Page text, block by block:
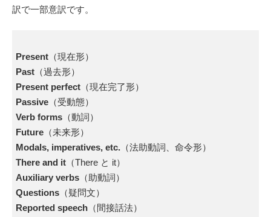
訳で一部意訳です。
Present （現在形）
Past （過去形）
Present perfect （現在完了形）
Passive （受動態）
Verb forms （動詞）
Future （未来形）
Modals, imperatives, etc. （法助動詞、命令形）
There and it （There と it）
Auxiliary verbs （助動詞）
Questions （疑問文）
Reported speech （間接話法）